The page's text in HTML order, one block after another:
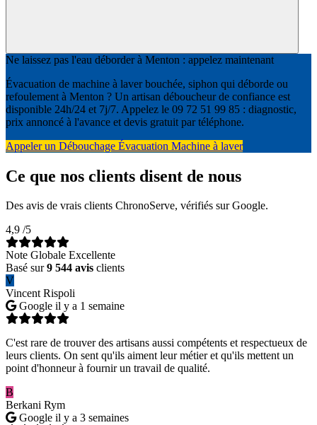
Ne laissez pas l'eau déborder à Menton : appelez maintenant
Évacuation de machine à laver bouchée, siphon qui déborde ou
refoulement à Menton ? Un artisan déboucheur de confiance est
disponible 24h/24 et 7j/7. Appelez le 09 72 51 99 85 : diagnostic,
prix annoncé à l'avance et devis gratuit par téléphone.
Appeler un Débouchage Évacuation Machine à laver
Ce que nos clients disent de nous
Des avis de vrais clients ChronoServe, vérifiés sur Google.
4,9 /5
Note Globale Excellente
Basé sur9 544 avis clients
V
Vincent Rispoli
Google il y a 1 semaine
C'est rare de trouver des artisans aussi compétents et respectueux de
leurs clients. On sent qu'ils aiment leur métier et qu'ils mettent un
point d'honneur à fournir un travail de qualité.
B
Berkani Rym
Google il y a 3 semaines